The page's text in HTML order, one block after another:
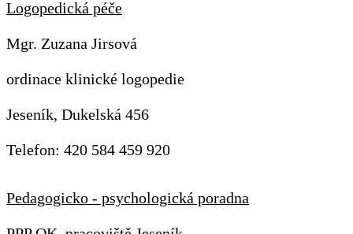
Logopedická péče
Mgr. Zuzana Jirsová
ordinace klinické logopedie
Jeseník, Dukelská 456
Telefon: 420 584 459 920
Pedagogicko - psychologická poradna